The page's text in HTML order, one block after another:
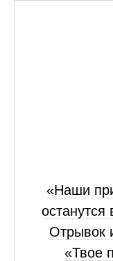
«Наши
останутся
Отрывок
«Твое